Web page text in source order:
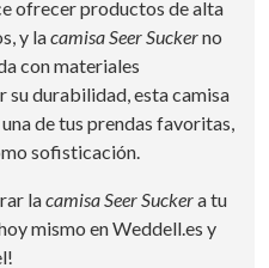
ofrecer productos de alta
y lacamisa Seer Suckerno
con materiales
su durabilidad, esta camisa
de tus prendas favoritas,
sofisticación.
lacamisa Seer Suckera tu
mismo en Weddell.es y